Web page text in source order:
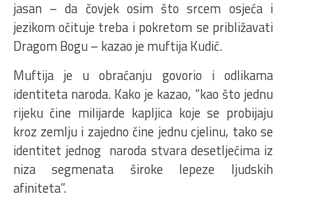
jasan – da čovjek osim što srcem osjeća i
jezikom očituje treba i pokretom se približavati
Dragom Bogu – kazao je muftija Kudić.
Muftija je u obraćanju govorio i odlikama
identiteta naroda. Kako je kazao, “kao što jednu
rijeku čine milijarde kapljica koje se probijaju
kroz zemlju i zajedno čine jednu cjelinu, tako se
identitet jednog naroda stvara desetljećima iz
niza segmenata široke lepeze ljudskih
afiniteta”.